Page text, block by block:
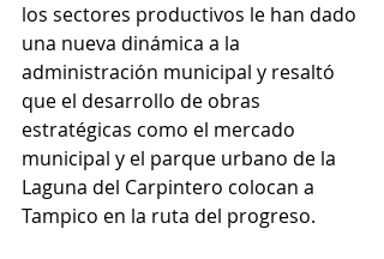
los sectores productivos le han dado
una nueva dinámica a la
administración municipal y resaltó
que el desarrollo de obras
estratégicas como el mercado
municipal y el parque urbano de la
Laguna del Carpintero colocan a
Tampico en la ruta del progreso.